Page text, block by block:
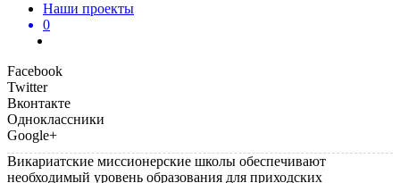
Наши проекты
0
Facebook
Twitter
Вконтакте
Одноклассники
Google+
Викариатские миссионерские школы обеспечивают
необходимый уровень образования для приходских